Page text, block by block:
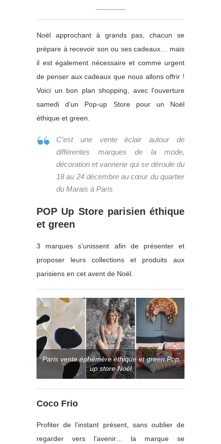
Noël approchant à grands pas, chacun se
prépare à recevoir son ou ses cadeaux… mais
il est également nécessaire et comme urgent
de penser aux cadeaux que nous allons offrir !
Voici un bon plan shopping, avec l’ouverture
samedi d’un Pop-up Store pour un Noël
éthique et green.
C’est une vente éclair autour de
différentes marques de la mode,
décoration et vannerie qui se déroule du
18 au 24 décembre au cœur du quartier
du Marais à Paris
POP Up Store parisien éthique
et green
3 marques s’unissent afin de présenter et
proposer leurs collections et produits aux
parisiens en cet avent de Noël.
Paris vente éphémère éthique et green Pop
up store Noël
Coco Frio
Profiter de l’instant présent, sans oublier de
regarder vers l’avenir… la marque se